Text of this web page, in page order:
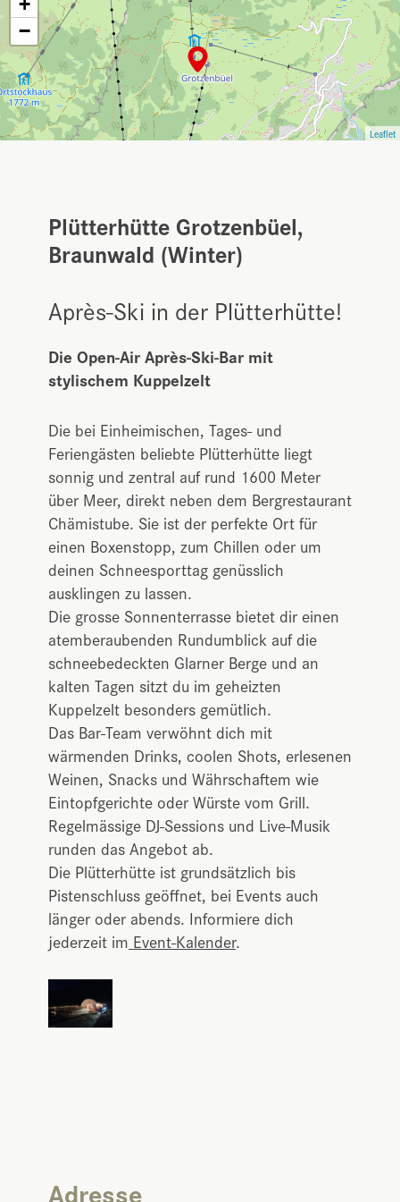
−
Leaflet
Plütterhütte Grotzenbüel,
Braunwald (Winter)
Après-Ski in der Plütterhütte!
Die Open-Air Après-Ski-Bar mit
stylischem Kuppelzelt
Die bei Einheimischen, Tages- und
Feriengästen beliebte Plütterhütte liegt
sonnig und zentral auf rund 1600 Meter
über Meer, direkt neben dem Bergrestaurant
Chämistube. Sie ist der perfekte Ort für
einen Boxenstopp, zum Chillen oder um
deinen Schneesporttag genüsslich
ausklingen zu lassen.
Die grosse Sonnenterrasse bietet dir einen
atemberaubenden Rundumblick auf die
schneebedeckten Glarner Berge und an
kalten Tagen sitzt du im geheizten
Kuppelzelt besonders gemütlich.
Das Bar-Team verwöhnt dich mit
wärmenden Drinks, coolen Shots, erlesenen
Weinen, Snacks und Währschaftem wie
Eintopfgerichte oder Würste vom Grill.
Regelmässige DJ-Sessions und Live-Musik
runden das Angebot ab.
Die Plütterhütte ist grundsätzlich bis
Pistenschluss geöffnet, bei Events auch
länger oder abends. Informiere dich
jederzeit im Event-Kalender.
Adresse